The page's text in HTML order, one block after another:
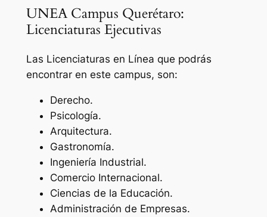
UNEA Campus Querétaro:
Licenciaturas Ejecutivas
Las Licenciaturas en Línea que podrás
encontrar en este campus, son:
Derecho.
Psicología.
Arquitectura.
Gastronomía.
Ingeniería Industrial.
Comercio Internacional.
Ciencias de la Educación.
Administración de Empresas.